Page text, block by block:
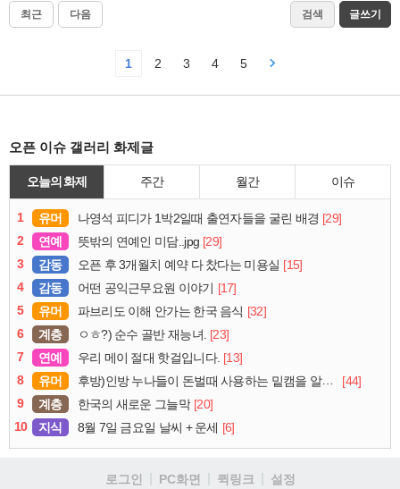
최근 다음 검색 글쓰기
1 2 3 4 5
오픈 이슈 갤러리 화제글
오늘의 화제 주간 월간 이슈
1 유머 나영석 피디가 1박2일때 출연자들을 굴린 배경 [29]
2
연예 뜻밖의 연예인 미담..jpg [29]
3
감동 오픈 후 3개월치 예약 다 찼다는 미용실 [15]
4
감동 어떤 공익근무요원 이야기 [17]
5
유머 파브리도 이해 안가는 한국 음식 [32]
6
계층 ㅇㅎ?) 순수 골반 재능녀. [23]
7
연예 우리 메이 절대 핫걸입니다. [13]
8
유머 후방)인방 누나들이 돈벌때 사용하는 밑캠을 알아보자
[44]
9
계층 한국의 새로운 그늘막 [20]
10
지식 8월 7일 금요일 날씨 + 운세 [6]
로그인 PC화면 퀵링크 설정